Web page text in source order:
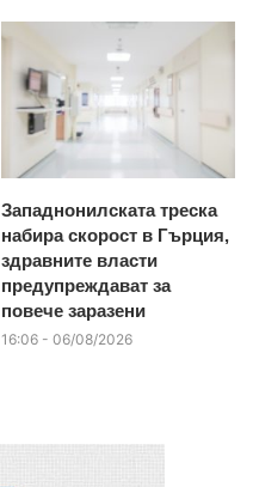
Западнонилската треска
набира скорост в Гърция,
здравните власти
предупреждават за
повече заразени
16:06 - 06/08/2026